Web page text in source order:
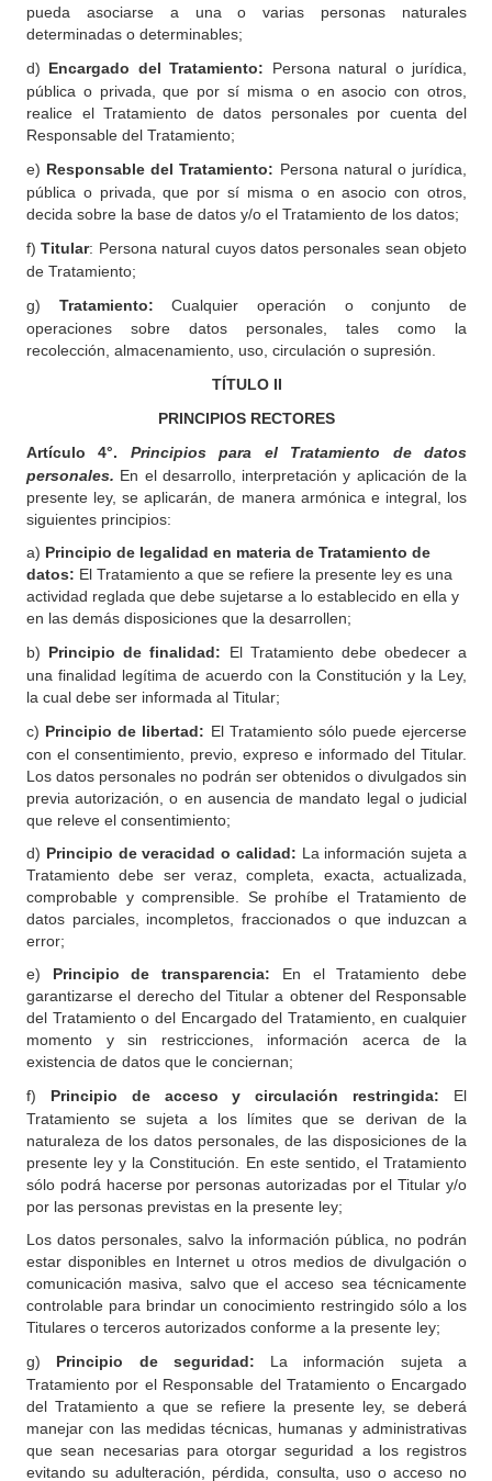
pueda asociarse a una o varias personas naturales
determinadas o determinables;
d) Encargado del Tratamiento: Persona natural o jurídica,
pública o privada, que por sí misma o en asocio con otros,
realice el Tratamiento de datos personales por cuenta del
Responsable del Tratamiento;
e) Responsable del Tratamiento: Persona natural o jurídica,
pública o privada, que por sí misma o en asocio con otros,
decida sobre la base de datos y/o el Tratamiento de los datos;
f) Titular: Persona natural cuyos datos personales sean objeto
de Tratamiento;
g)
Tratamiento:Cualquier operación o conjunto de
operaciones sobre datos personales, tales como la
recolección, almacenamiento, uso, circulación o supresión.
TÍTULOII
PRINCIPIOS RECTORES
Artículo 4°. Principios para el Tratamiento de datos
personales. En el desarrollo, interpretación y aplicación de la
presente ley, se aplicarán, de manera armónica e integral, los
siguientes principios:
a) Principio de legalidad en materia de Tratamiento de
datos: El Tratamiento a que se refiere la presente ley es una
actividad reglada que debe sujetarse a lo establecido en ella y
en las demás disposiciones que la desarrollen;
b) Principio de finalidad: El Tratamiento debe obedecer a
una finalidad legítima de acuerdo con la Constitución y la Ley,
la cual debe ser informada al Titular;
c) Principio de libertad: El Tratamiento sólo puede ejercerse
con el consentimiento, previo, expreso e informado del Titular.
Los datos personales no podrán ser obtenidos o divulgados sin
previa autorización, o en ausencia de mandato legal o judicial
que releve el consentimiento;
d) Principio de veracidad o calidad: La información sujeta a
Tratamiento debe ser veraz, completa, exacta, actualizada,
comprobable y comprensible. Se prohíbe el Tratamiento de
datos parciales, incompletos, fraccionados o que induzcan a
error;
e) Principio de transparencia: En el Tratamiento debe
garantizarse el derecho del Titular a obtener del Responsable
del Tratamiento o del Encargado del Tratamiento, en cualquier
momento y sin restricciones, información acerca de la
existencia de datos que le conciernan;
f)
Principio de acceso y circulación restringida: El
Tratamiento se sujeta a los límites que se derivan de la
naturaleza de los datos personales, de las disposiciones de la
presente ley y la Constitución. En este sentido, el Tratamiento
sólo podrá hacerse por personas autorizadas por el Titular y/o
por las personas previstas en la presente ley;
Los datos personales, salvo la información pública, no podrán
estar disponibles en Internet u otros medios de divulgación o
comunicación masiva, salvo que el acceso sea técnicamente
controlable para brindar un conocimiento restringido sólo a los
Titulares o terceros autorizados conforme a la presente ley;
g)
Principio de seguridad: La información sujeta a
Tratamiento por el Responsable del Tratamiento o Encargado
del Tratamiento a que se refiere la presente ley, se deberá
manejar con las medidas técnicas, humanas y administrativas
que sean necesarias para otorgar seguridad a los registros
evitando su adulteración, pérdida, consulta, uso o acceso no